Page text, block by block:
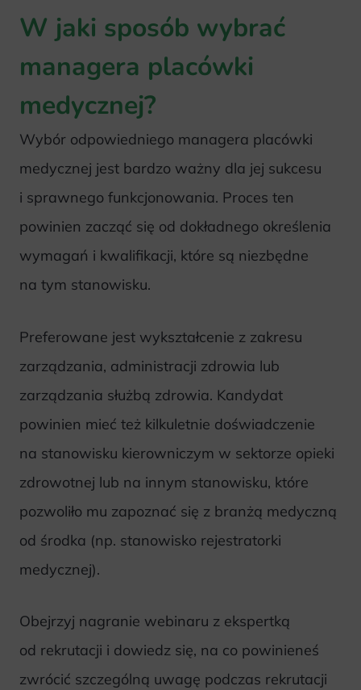
W jaki sposób wybrać
managera placówki
medycznej?
Wybór odpowiedniego managera placówki
medycznej jest bardzo ważny dla jej sukcesu
i sprawnego funkcjonowania. Proces ten
powinien zacząć się od dokładnego określenia
wymagań i kwalifikacji, które są niezbędne
na tym stanowisku.
Preferowane jest wykształcenie z zakresu
zarządzania, administracji zdrowia lub
zarządzania służbą zdrowia. Kandydat
powinien mieć też kilkuletnie doświadczenie
na stanowisku kierowniczym w sektorze opieki
zdrowotnej lub na innym stanowisku, które
pozwoliło mu zapoznać się z branżą medyczną
od środka (np. stanowisko rejestratorki
medycznej).
Obejrzyj nagranie webinaru z ekspertką
od rekrutacji i dowiedz się, na co powinieneś
zwrócić szczególną uwagę podczas rekrutacji